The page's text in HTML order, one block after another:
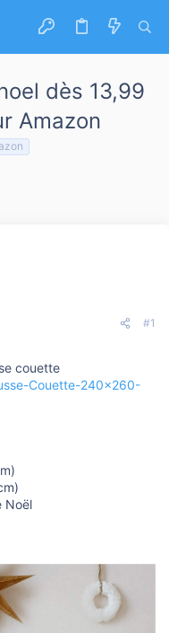
dès 13,99
Amazon
#1
couette
Couette-240x260-
Noël